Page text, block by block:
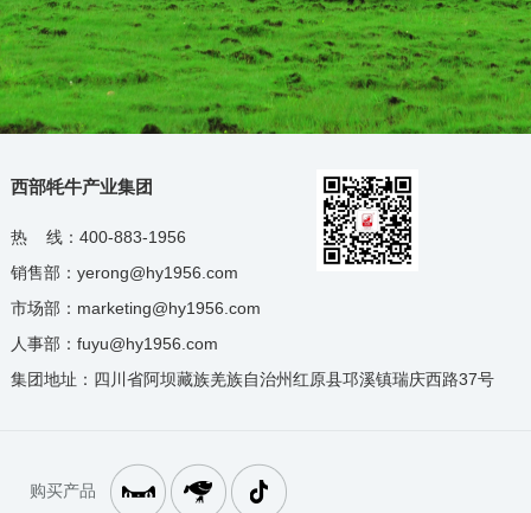
西部牦牛产业集团
热 线：400-883-1956
销售部：yerong@hy1956.com
市场部：marketing@hy1956.com
人事部：fuyu@hy1956.com
集团地址：四川省阿坝藏族羌族自治州红原县邛溪镇瑞庆西路37号
购买产品